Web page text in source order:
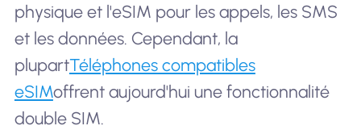
physique et l'eSIM pour les appels, les SMS
et les données. Cependant, la
plupartTéléphones compatibles
eSIMoffrent aujourd'hui une fonctionnalité
double SIM.